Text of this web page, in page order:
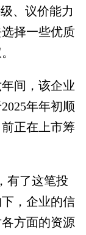
、议价能力
择一些优质
间，该企业
年年初顺
正在上市筹
了这笔投
，企业的信
方面的资源